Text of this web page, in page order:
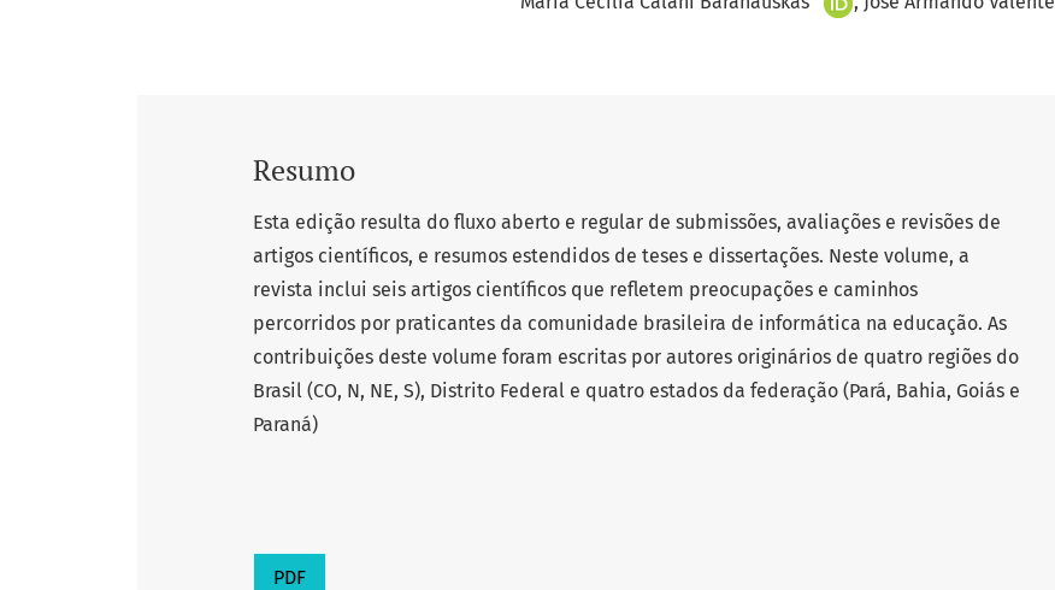
Resumo
Esta edição resulta do fluxo aberto e regular de submissões, avaliações e revisões de
artigos científicos, e resumos estendidos de teses e dissertações. Neste volume, a
revista inclui seis artigos científicos que refletem preocupações e caminhos
percorridos por praticantes da comunidade brasileira de informática na educação. As
contribuições deste volume foram escritas por autores originários de quatro regiões do
Brasil (CO, N, NE, S), Distrito Federal e quatro estados da federação (Pará, Bahia, Goiás e
Paraná)
PDF